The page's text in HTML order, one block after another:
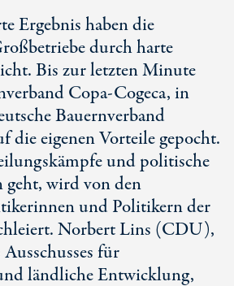
Ergebnis haben die
durch harte
Bis zur letzten Minute
Copa-Cogeca, in
Bauernverband
die eigenen Vorteile gepocht.
und politische
geht, wird von den
und Politikern der
Norbert Lins (CDU),
für
ländliche Entwicklung,